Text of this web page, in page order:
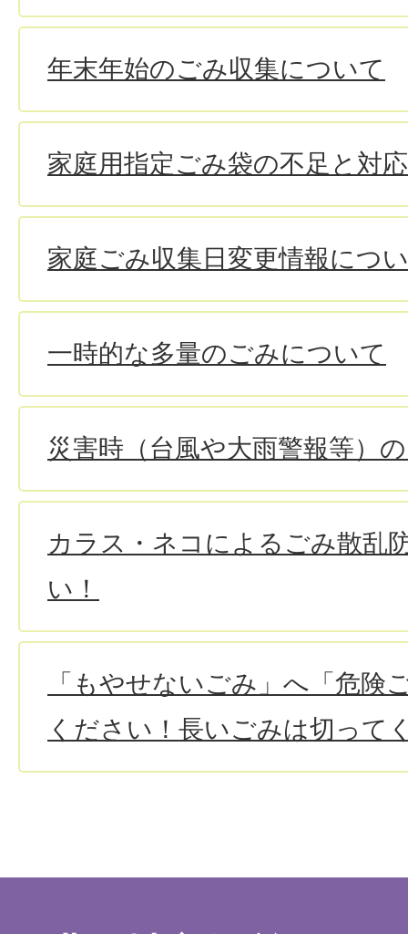
年末年始のごみ収集について
家庭用指定ごみ袋の不足と対
家庭ごみ収集日変更情報につ
一時的な多量のごみについて
災害時（台風や大雨警報等）
カラス・ネコによるごみ散乱
い！
「もやせないごみ」へ「危険
ください！長いごみは切って